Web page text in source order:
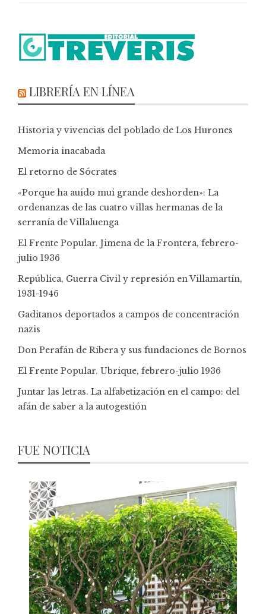
LIBRERÍA EN LÍNEA
Historia y vivencias del poblado de Los Hurones
Memoria inacabada
El retorno de Sócrates
«Porque ha auido mui grande deshorden»: La
ordenanzas de las cuatro villas hermanas de la
serranía de Villaluenga
El Frente Popular. Jimena de la Frontera, febrero-
julio 1936
República, Guerra Civil y represión en Villamartín,
1931-1946
Gaditanos deportados a campos de concentración
nazis
Don Perafán de Ribera y sus fundaciones de Bornos
El Frente Popular. Ubrique, febrero-julio 1936
Juntar las letras. La alfabetización en el campo: del
afán de saber a la autogestión
FUE NOTICIA